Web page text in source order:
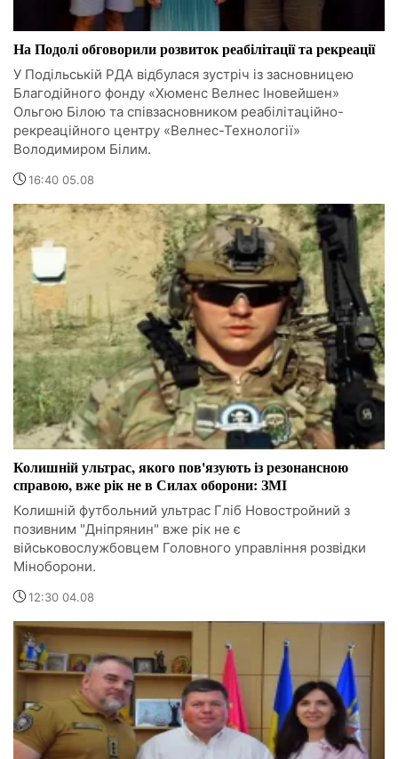
На Подолі обговорили розвиток реабілітації та рекреації
У Подільській РДА відбулася зустріч із засновницею
Благодійного фонду «Хюменс Велнес Іновейшен»
Ольгою Білою та співзасновником реабілітаційно-
рекреаційного центру «Велнес-Технології»
Володимиром Білим.
16:40 05.08
Колишній ультрас, якого пов'язують із резонансною
справою, вже рік не в Силах оборони: ЗМІ
Колишній футбольний ультрас Гліб Новостройний з
позивним "Дніпрянин" вже рік не є
військовослужбовцем Головного управління розвідки
Міноборони.
12:30 04.08